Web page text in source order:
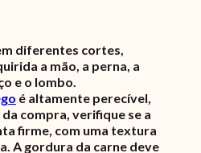
diferentes cortes,
a mão, a perna, a
e o lombo.
é altamente perecível,
compra, verifique se a
firme, com uma textura
A gordura da carne deve